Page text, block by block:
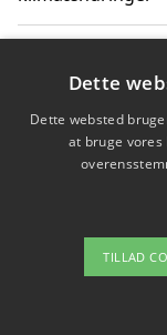
vores perspektiv
Om /
Dette
Dette websted
at bruge vores
TILLAD